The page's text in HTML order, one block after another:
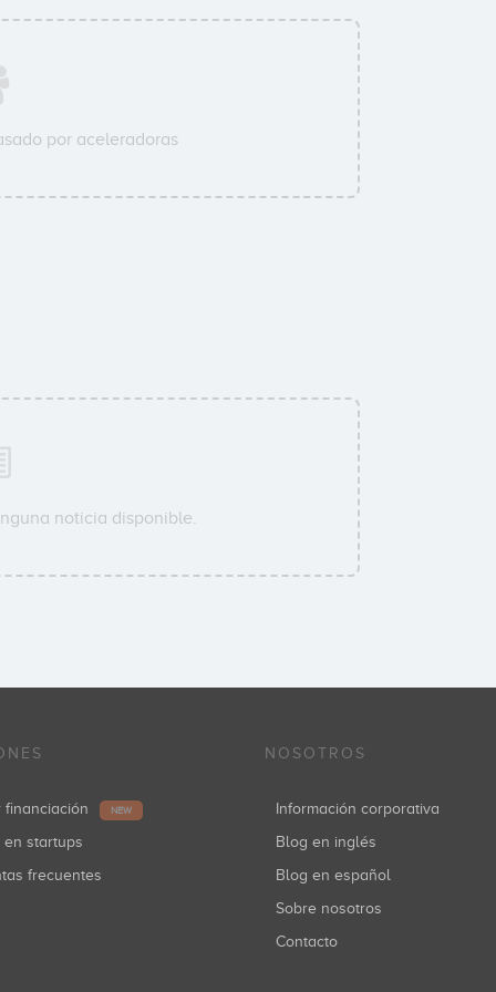
por aceleradoras
noticia disponible.
financiación NEW
en startups
frecuentes
NOSOTROS
Información corporativa
Blog en inglés
Blog en español
Sobre nosotros
Contacto